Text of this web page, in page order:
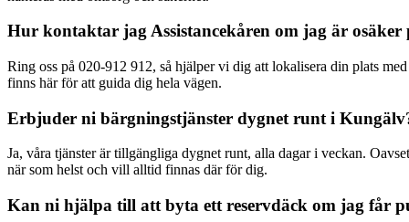
Hur kontaktar jag Assistancekåren om jag är
Ring oss på 020-912 912, så hjälper vi dig att lokalisera din plats
finns här för att guida dig hela vägen.
Erbjuder ni bärgningstjänster dygnet runt i
Ja, våra tjänster är tillgängliga dygnet runt, alla dagar i veckan.
när som helst och vill alltid finnas där för dig.
Kan ni hjälpa till att byta ett reservdäck om jag får